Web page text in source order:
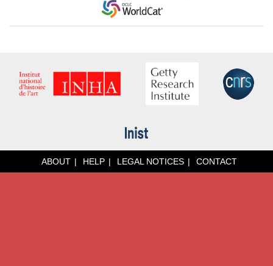
ABOUT HELP LEGAL NOTICES CONTACT